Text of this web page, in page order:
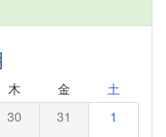
木 金 土
30 31 1